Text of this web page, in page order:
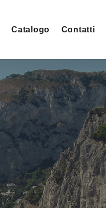
Catalogo Contatti